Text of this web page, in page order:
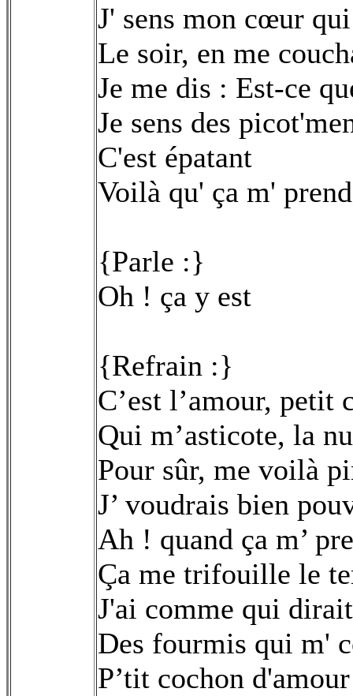
J' sens mon cœur
Le soir, en me
Je me dis : Est-ce
Je sens des
C'est épatant
Voilà qu' ça m' prend
{Parle :}
Oh ! ça y est
{Refrain :}
C’est l’amour, petit
Qui m’asticote, la
Pour sûr, me voilà
J’ voudrais bien
Ah ! quand ça m’
Ça me trifouille le
J'ai comme qui dirait
Des fourmis qui m'
P’tit cochon d'amour